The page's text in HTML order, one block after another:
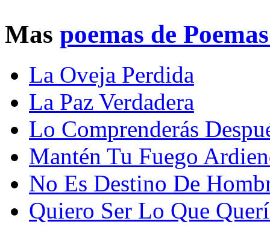
Mas poemas de
La Oveja Perdida
La Paz Verdadera
Lo Comprenderás
Mantén Tu Fuego
No Es Destino De
Quiero Ser Lo Que